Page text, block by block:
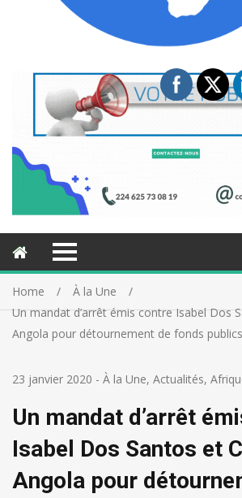
Home
À la Une
Un mandat d’arrêt émis contre Isabel Dos
Angola pour détournement de fonds
23 janvier 2020 - À la Une, Actualités,
Un mandat d’arrêt
Isabel Dos Santos et
Angola pour